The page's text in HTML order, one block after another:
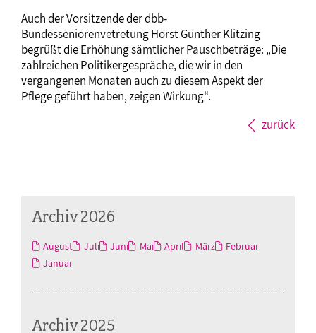
Auch der Vorsitzende der dbb-
Bundesseniorenvetretung Horst Günther Klitzing
begrüßt die Erhöhung sämtlicher Pauschbeträge: „Die
zahlreichen Politikergespräche, die wir in den
vergangenen Monaten auch zu diesem Aspekt der
Pflege geführt haben, zeigen Wirkung“.
zurück
Archiv 2026
August Juli Juni Mai April März
Februar
Januar
Archiv 2025